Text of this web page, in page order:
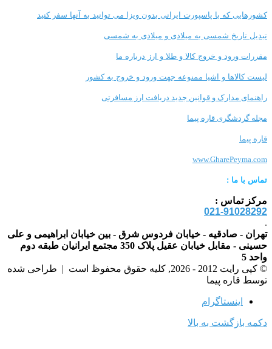
کشورهایی که با پاسپورت ایرانی بدون ویزا می توانید به آنها سفر کنید
تبدیل تاریخ شمسی به میلادی و میلادی به شمسی
مقررات ورود و خروج کالا و طلا و ارز درباره ما
لیست کالاها و اشیا ممنوعه جهت ورود و خروج به کشور
راهنمای مدارک و قوانین جدید دریافت ارز مسافرتی
مجله گردشگری قاره پیما
قاره پیما
www.GharePeyma.com
تماس با ما :
مرکز تماس :
021-91028292
.
تهران - صادقیه - خیابان فردوس شرق - بین خیابان ابراهیمی و علی
حسینی - مقابل خیابان عقیل پلاک 350 مجتمع ایرانیان طبقه دوم
واحد 5
© کپی رایت 2012 - 2026, کلیه حقوق محفوظ است |
طراحی شده
توسط قاره پیما
اینستاگرام
دکمه بازگشت به بالا